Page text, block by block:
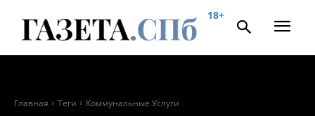
18+
Главная Теги Коммунальные Услуги